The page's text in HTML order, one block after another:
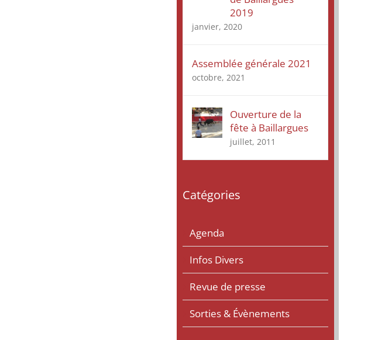
2019
janvier, 2020
Assemblée générale 2021
octobre, 2021
Ouverture de la
fête à Baillargues
juillet, 2011
Catégories
Agenda
Infos Divers
Revue de presse
Sorties & Évènements